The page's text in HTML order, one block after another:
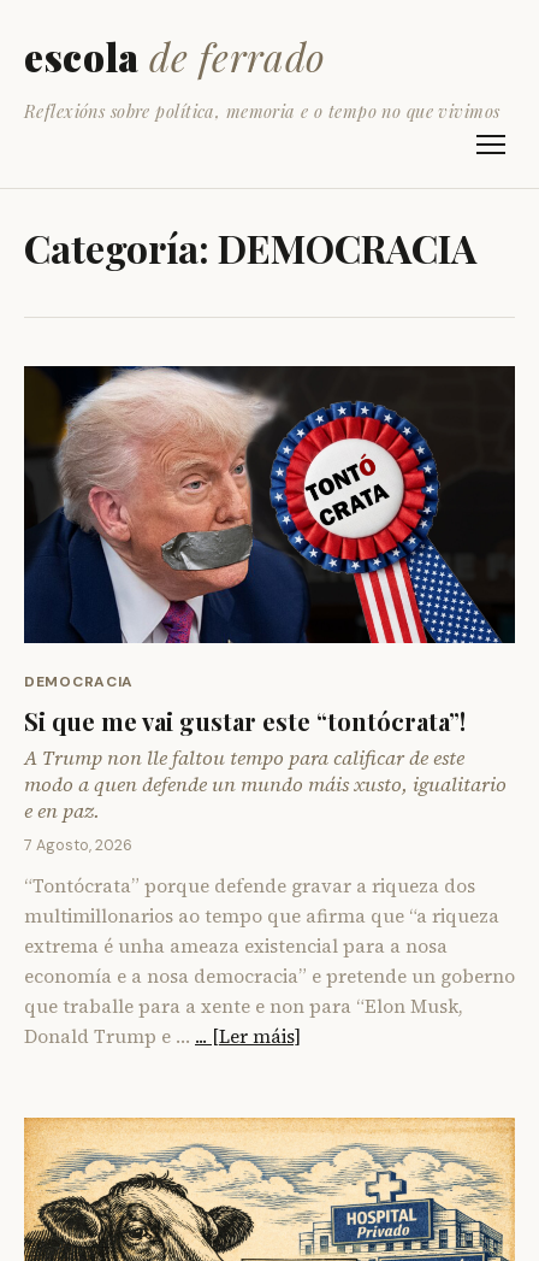
escola de ferrado
Reflexións sobre política, memoria e o tempo no que vivimos
Categoría: DEMOCRACIA
DEMOCRACIA
Si que me vai gustar este “tontócrata”!
A Trump non lle faltou tempo para calificar de este
modo a quen defende un mundo máis xusto, igualitario
e en paz.
7 Agosto, 2026
“Tontócrata” porque defende gravar a riqueza dos
multimillonarios ao tempo que afirma que “a riqueza
extrema é unha ameaza existencial para a nosa
economía e a nosa democracia” e pretende un goberno
que traballe para a xente e non para “Elon Musk,
Donald Trump e … ... [Ler máis]